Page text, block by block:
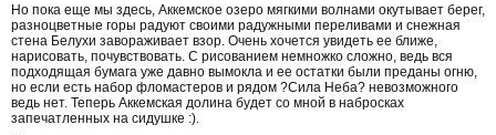
Но пока еще мы здесь, Аккемское озеро мягкими волнами окутывает берег,
разноцветные горы радуют своими радужными переливами и снежная
стена Белухи завораживает взор. Очень хочется увидеть ее ближе,
нарисовать, почувствовать. С рисованием немножко сложно, ведь вся
подходящая бумага уже давно вымокла и ее остатки были преданы огню,
но если есть набор фломастеров и рядом ?Сила Неба? невозможного
ведь нет. Теперь Аккемская долина будет со мной в набросках
запечатленных на сидушке :).